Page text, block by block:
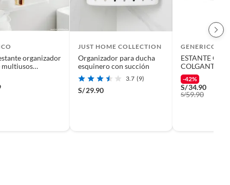
organizador
JUST HOME COLLECTION
Organizador para ducha
esquinero con succión
3.7 (9)
S/29.90
GENERICO
ESTANTE
COLGANTE
BLANCO
-42%
S/34.90
S/59.90